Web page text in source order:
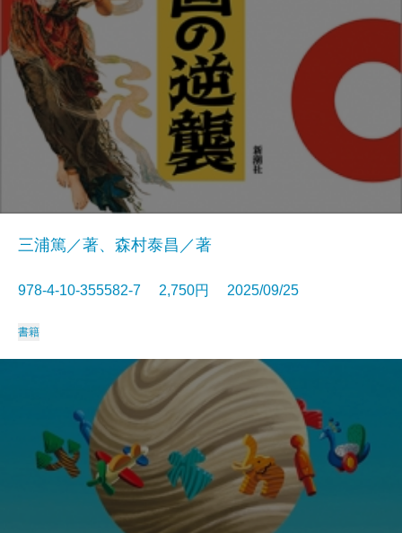
三浦篤／著、森村泰昌／著
978-4-10-355582-7 2,750円 2025/09/25
書籍